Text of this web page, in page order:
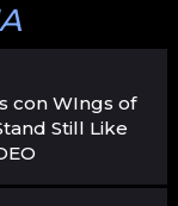
con WIngs of
Still Like